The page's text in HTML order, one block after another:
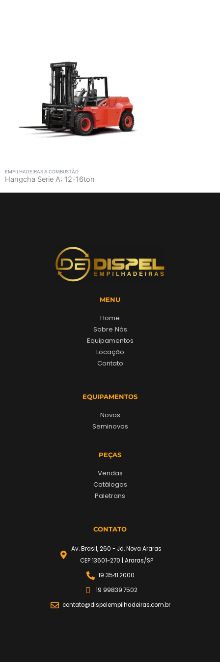
EMPILHADEIRAS A COMBUSTÃO
Hangcha Serie A: 12-16ton
MENU
Home
Sobre Nós
Equipamentos
Locação
Contato
EQUIPAMENTOS
Novos
Seminovos
PEÇAS
Vendas
Catálogos
Paletrans
CONTATO
Av. Brasil, 260 - Jd. Nova Araras
CEP 13601-270 | Araras/SP
19 3541.2000
19 99839.7502
contato@dispelempilhadeiras.com.br